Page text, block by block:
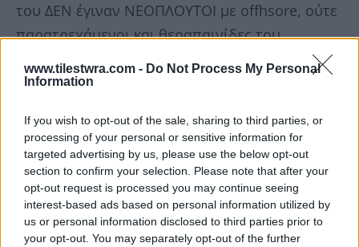
www.tilestwra.com - Do Not Process My Personal
Information
If you wish to opt-out of the sale, sharing to third parties, or
processing of your personal or sensitive information for
targeted advertising by us, please use the below opt-out
section to confirm your selection. Please note that after your
opt-out request is processed you may continue seeing
interest-based ads based on personal information utilized by
us or personal information disclosed to third parties prior to
your opt-out. You may separately opt-out of the further
του ΔΕΝ έγιναν ΝΕΟΠΛΟΥΤΟΙ με offhsore, ούτε
παρατρεχάμενοι και θεραπαινίδες του
συστήματος!
Προοδευτικό είναι το κόμμα που τα στελέχη
ποιους εκπροσωπούν, και για ποιους παλεύουν
και αγωνίζονται! Πιστεύω καταλαβαίνεις τι
εννοώ με τα παραπάνω για σένα και το κόμμα
που προέρχεσαι και είσαι…
ΥΓ: Άκου και το τελευταίο Νίκο Ανδρουλάκη: